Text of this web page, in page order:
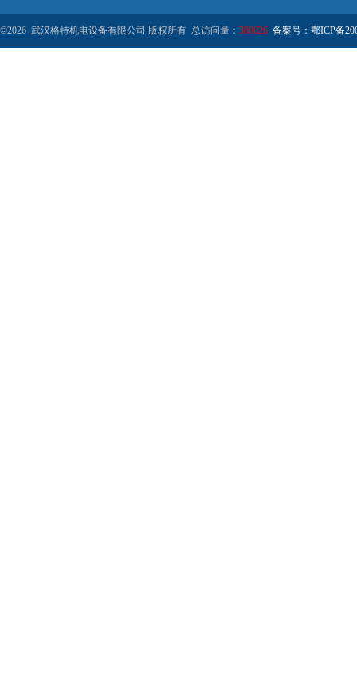
©2026 武汉格特机电设备有限公司 版权所有 总访问量： 380026 备案号：鄂ICP备